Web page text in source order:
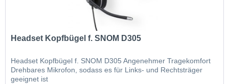
Headset Kopfbügel f. SNOM D305
Headset Kopfbügel f. SNOM D305 Angenehmer Tragekomfort
Drehbares Mikrofon, sodass es für Links- und Rechtsträger
geeignet ist